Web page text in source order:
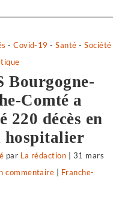
-Covid-19 -Santé -Société
Bourgogne-
Comté a
220 décès en
hospitalier
par La rédaction
31 mars
commentaire
sur
Franche-